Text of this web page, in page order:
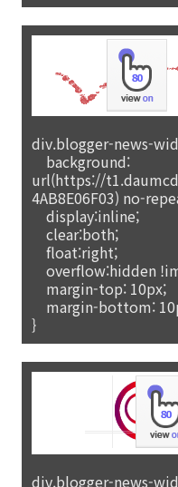
div.blogger-news-
background:
url(https://
4AB8E06F03) no-
display:inline;
clear:both;
float:right;
overflow:hidden
margin-top: 10px;
margin-bottom:
}
div.blogger-news-